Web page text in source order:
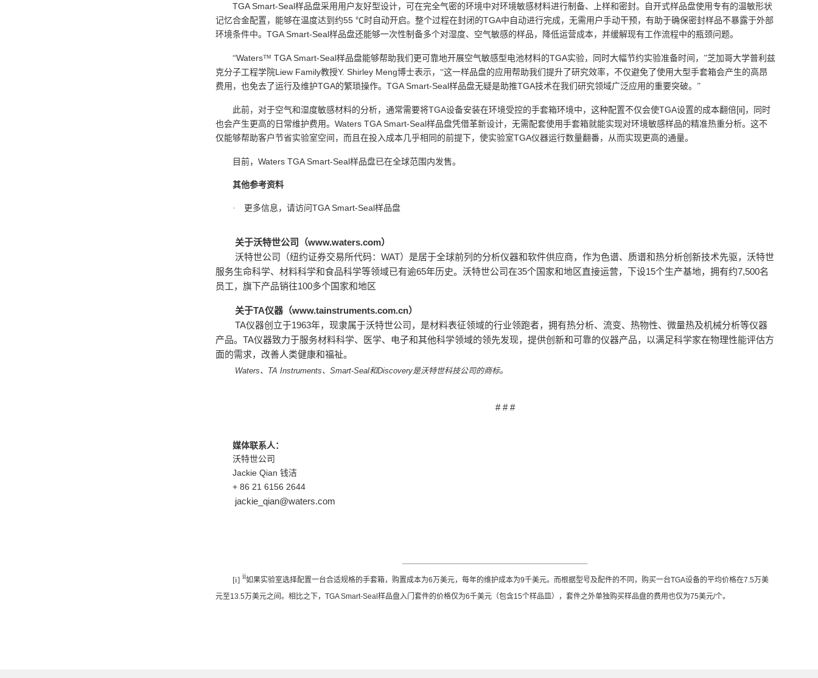
TGA Smart-Seal样品盘采用用户友好型设计，可在完全气密的环境中对环境敏感材料进行制备、上样和密封。自开式样品盘使用专有的温敏形状
记忆合金配置，能够在温度达到约55 ℃时自动开启。整个过程在封闭的TGA中自动进行完成，无需用户手动干预，有助于确保密封样品不暴露于外部
环境条件中。 TGA Smart-Seal样品盘还能够一次性制备多个对湿度、空气敏感的样品，降低运营成本，并缓解现有工作流程中的瓶颈问题。
“Waters™ TGA Smart-Seal样品盘能够帮助我们更可靠地开展空气敏感型电池材料的TGA实验，同时大幅节约实验准备时间，”芝加哥大学普利兹
克分子工程学院Liew Family教授Y. Shirley Meng博士表示，“这一样品盘的应用帮助我们提升了研究效率，不仅避免了使用大型手套箱会产生的高昂
费用，也免去了运行及维护TGA的繁琐操作。 TGA Smart-Seal样品盘无疑是助推TGA技术在我们研究领域广泛应用的重要突破。”
此前，对于空气和湿度敏感材料的分析，通常需要将TGA设备安装在环境受控的手套箱环境中，这种配置不仅会使TGA设置的成本翻倍[ii] ，同时
也会产生更高的日常维护费用。 Waters TGA Smart-Seal样品盘凭借革新设计，无需配套使用手套箱就能实现对环境敏感样品的精准热重分析。这不
仅能够帮助客户节省实验室空间，而且在投入成本几乎相同的前提下，使实验室TGA仪器运行数量翻番，从而实现更高的通量。
目前， Waters TGA Smart-Seal样品盘已在全球范围内发售。
其他参考资料
· 更多信息，请访问TGA Smart-Seal样品盘
关于沃特世公司（www.waters.com）
沃特世公司（纽约证券交易所代码： WAT）是居于全球前列的分析仪器和软件供应商，作为色谱、质谱和热分析创新技术先驱，沃特世
服务生命科学、材料科学和食品科学等领域已有逾65年历史。沃特世公司在35个国家和地区直接运营，下设15个生产基地，拥有约7,500名
员工，旗下产品销往100多个国家和地区
关于TA仪器（www.tainstruments.com.cn）
TA仪器创立于1963年，现隶属于沃特世公司，是材料表征领域的行业领跑者，拥有热分析、流变、热物性、微量热及机械分析等仪器
产品。 TA仪器致力于服务材料科学、医学、电子和其他科学领域的领先发现，提供创新和可靠的仪器产品，以满足科学家在物理性能评估方
面的需求，改善人类健康和福祉。
Waters、 TA Instruments、 Smart-Seal和Discovery是沃特世科技公司的商标。
# # #
媒体联系人：
沃特世公司
Jackie Qian 钱洁
+ 86 21 6156 2644
jackie_qian@waters.com
[i] ii如果实验室选择配置一台合适规格的手套箱，购置成本为6万美元，每年的维护成本为9千美元。而根据型号及配件的不同，购买一台TGA设备的平均价格在7.5万美
元至13.5万美元之间。相比之下， TGA Smart-Seal 样品盘入门套件的价格仅为6千美元（包含15个样品皿），套件之外单独购买样品盘的费用也仅为75美元/个。